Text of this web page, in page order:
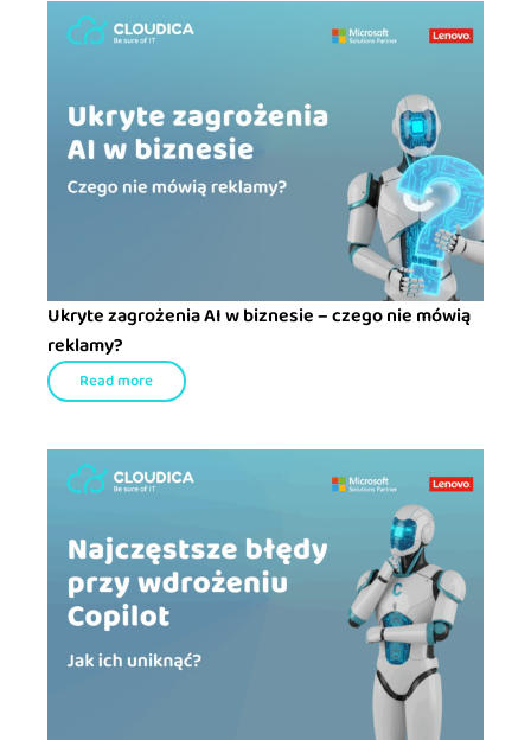
Ukryte zagrożenia AI w biznesie – czego nie mówią
reklamy?
Read more